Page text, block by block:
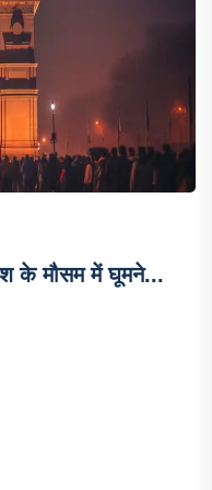
के मौसम में घूमने...